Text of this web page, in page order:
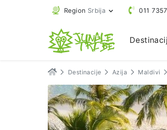
Region Srbija 011
Destinacije Azija Maldivi